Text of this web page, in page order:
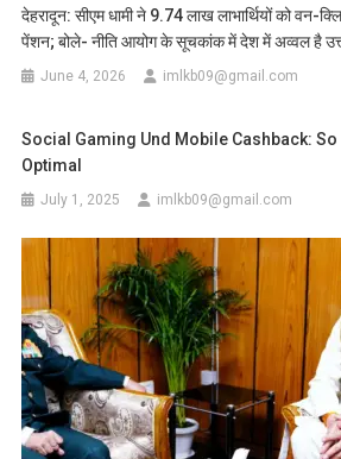
देहरादून: सीएम धामी ने 9.74 लाख लाभार्थियों को वन-
पेंशन; बोले- नीति आयोग के सूचकांक में देश में अव्वल है
June 4, 2026 imlkb09@gmail.com
Social Gaming Und Mobile Cashback: So
Optimal
July 1, 2025 imlkb09@gmail.com